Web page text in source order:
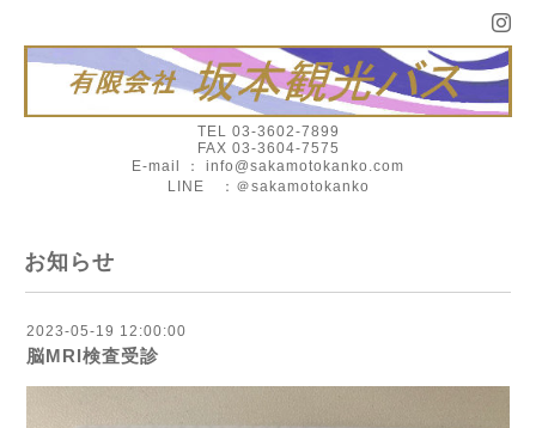
TEL 03-3602-7899
FAX 03-3604-7575
E-mail ： info@sakamotokanko.com
LINE ：＠sakamotokanko
お知らせ
2023-05-19 12:00:00
脳MRI検査受診